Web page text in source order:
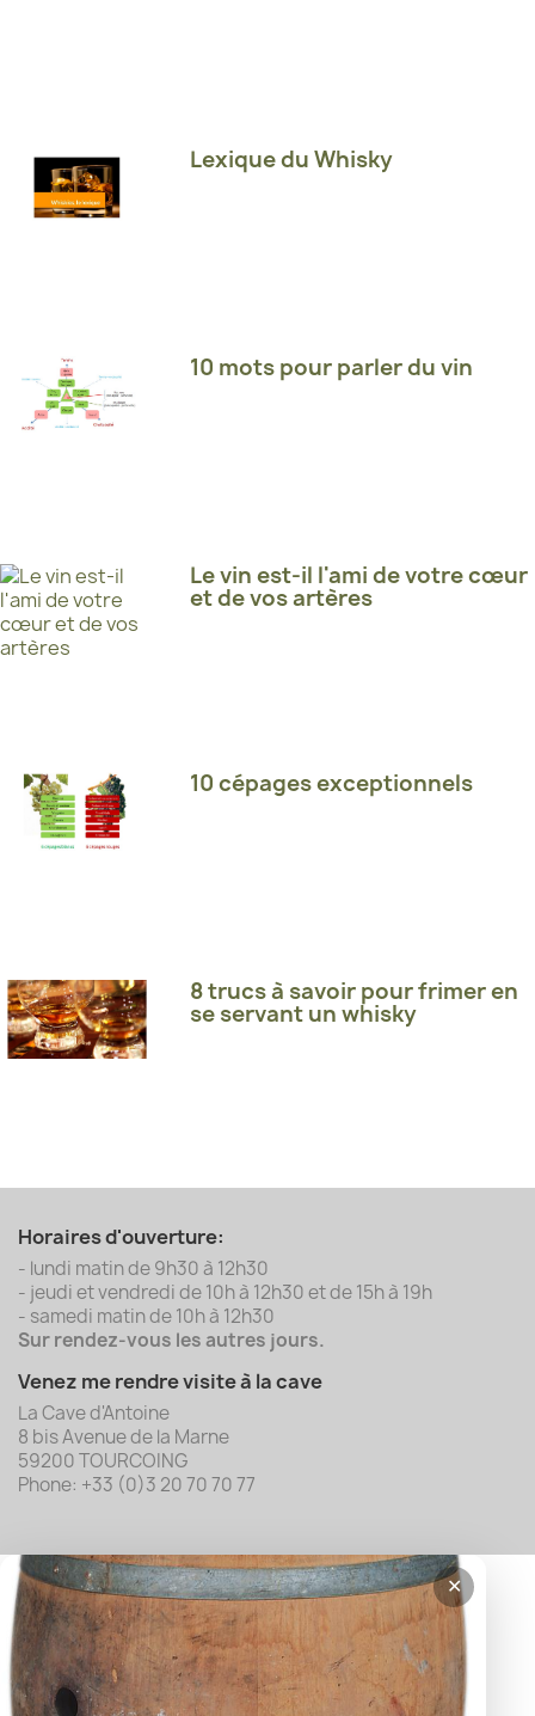
Lexique du Whisky
10 mots pour parler du vin
Le vin est-il l'ami de votre cœur
et de vos artères
10 cépages exceptionnels
8 trucs à savoir pour frimer en
se servant un whisky
Horaires d'ouverture:
- lundi matin de 9h30 à 12h30
- jeudi et vendredi de 10h à 12h30 et de 15h à 19h
- samedi matin de 10h à 12h30
Sur rendez-vous les autres jours.
Venez me rendre visite à la cave
La Cave d'Antoine
8 bis Avenue de la Marne
59200 TOURCOING
Phone: +33 (0)3 20 70 70 77
✕